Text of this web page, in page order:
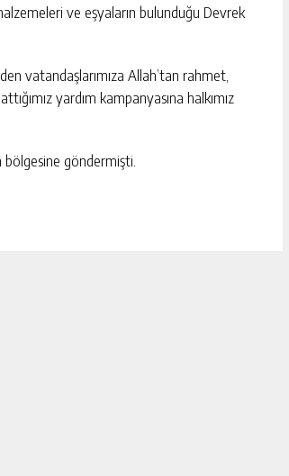
ve eşyaların bulunduğu Devrek
vatandaşlarımıza Allah’tan rahmet,
yardım kampanyasına halkımız
göndermişti.